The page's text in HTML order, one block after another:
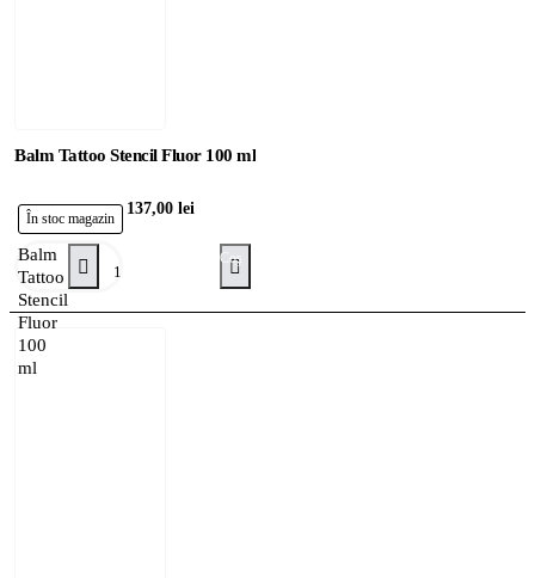
Balm Tattoo Stencil Fluor 100 ml
În stoc magazin
137,00 lei
Balm
Tattoo
Stencil
Fluor
100
ml
Adaugă în Coş